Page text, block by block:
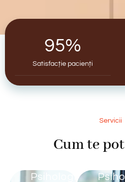
Satisfacție pacienți
95%
Servicii
Cum te
Psihologie